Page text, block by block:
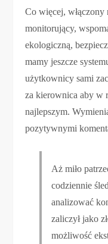
Co więcej,
monitorujący,
ekologiczną,
mamy jeszcze
użytkownicy sami
za kierownica aby w
najlepszym.
pozytywnymi
Aż miło
codziennie
analizować
zaliczył jako
możliwość